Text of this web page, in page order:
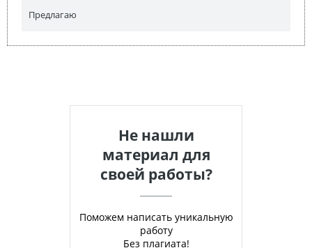
Предлагаю
Не нашли
материал для
своей работы?
Поможем написать уникальную
работу
Без плагиата!